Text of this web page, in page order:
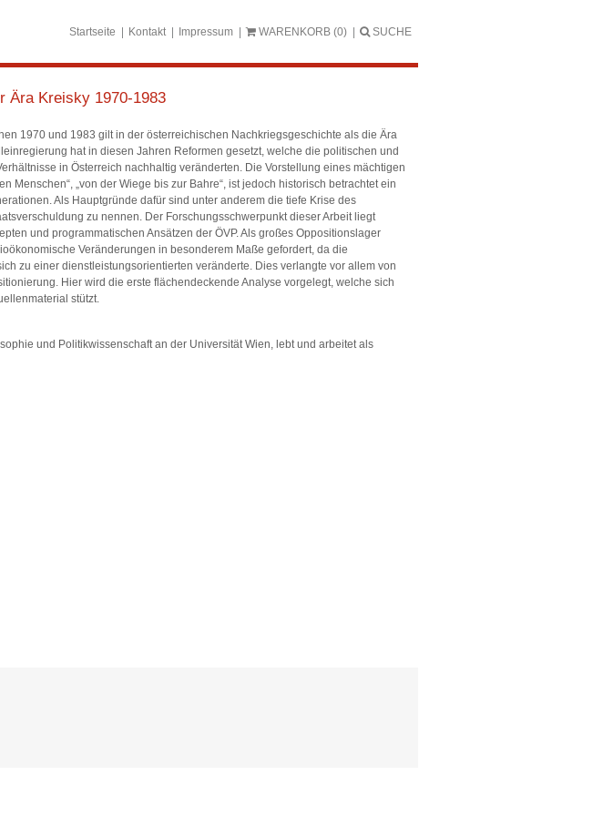
Startseite Kontakt Impressum WARENKORB (0) SUCHE
Ära Kreisky 1970-1983
1970 und 1983 gilt in der österreichischen Nachkriegsgeschichte als die Ära
hat in diesen Jahren Reformen gesetzt, welche die politischen und
in Österreich nachhaltig veränderten. Die Vorstellung eines mächtigen
Menschen“, „von der Wiege bis zur Bahre“, ist jedoch historisch betrachtet ein
Als Hauptgründe dafür sind unter anderem die tiefe Krise des
zu nennen. Der Forschungsschwerpunkt dieser Arbeit liegt
und programmatischen Ansätzen der ÖVP. Als großes Oppositionslager
Veränderungen in besonderem Maße gefordert, da die
zu einer dienstleistungsorientierten veränderte. Dies verlangte vor allem von
Hier wird die erste flächendeckende Analyse vorgelegt, welche sich
stützt.
und Politikwissenschaft an der Universität Wien, lebt und arbeitet als